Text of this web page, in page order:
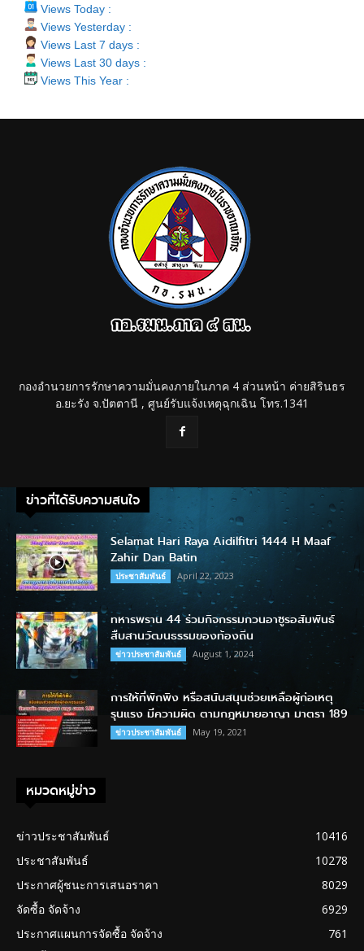
Views Today :
Views Yesterday :
Views Last 7 days :
Views Last 30 days :
Views This Year :
กองอำนวยการรักษาความมั่นคงภายในภาค 4 ส่วนหน้า ค่ายสิรินธร
อ.ยะรัง จ.ปัตตานี , ศูนย์รับแจ้งเหตุฉุกเฉิน โทร.1341
ข่าวที่ได้รับความสนใจ
Selamat Hari Raya Aidilfitri 1444 H Maaf
Zahir Dan Batin
ประชาสัมพันธ์ April 22, 2023
ทหารพราน 44 ร่วมกิจกรรมกวนอาซูรอสัมพันธ์
สืบสานวัฒนธรรมของท้องถิ่น
ข่าวประชาสัมพันธ์ August 1, 2024
การให้ที่พักพิง หรือสนับสนุนช่วยเหลือผู้ก่อเหตุ
รุนแรง มีความผิด ตามกฎหมายอาญา มาตรา 189
ข่าวประชาสัมพันธ์ May 19, 2021
หมวดหมู่ข่าว
ข่าวประชาสัมพันธ์
10416
ประชาสัมพันธ์
10278
ประกาศผู้ชนะการเสนอราคา
8029
จัดซื้อ จัดจ้าง
6929
ประกาศแผนการจัดซื้อ จัดจ้าง
761